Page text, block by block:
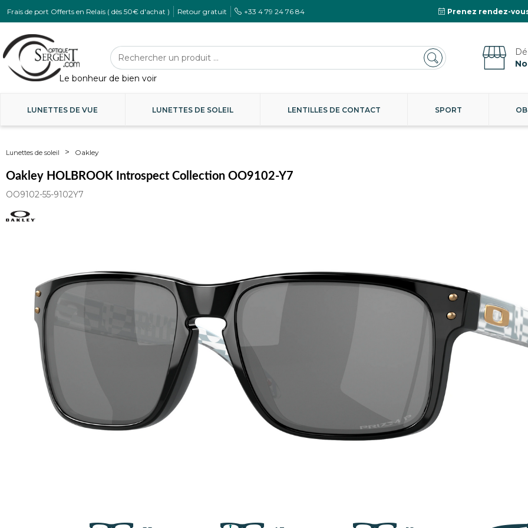
Frais de port Offerts en Relais ( dès 50€ d'achat ) Retour gratuit +33 4 79 24 76 84 Prenez rendez-
LUNETTES DE VUE LUNETTES DE SOLEIL LENTILLES DE CONTACT SPORT
Lunettes de soleil Oakley
Oakley HOLBROOK Introspect Collection OO9102-Y7
OO9102-55-9102Y7